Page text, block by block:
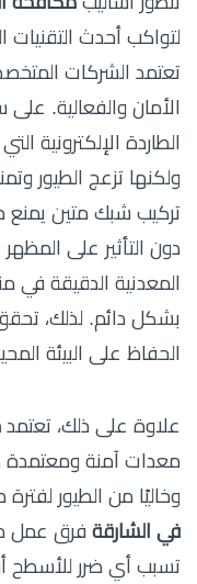
لتواكب أحدث التقنيات
تعتمد الشركات
الأمان والفعالية.
الطاردة الإلكترونية
ولكنها تزعج الطيور
تركيب شبك متين يمنع
دون التأثير على
المعدنية الدقيقة
بشكل دائم. لذلك،
الحفاظ على البيئة
علاوة على ذلك، تعتمد
معدات آمنة ومعتمدة
وخاليًا من الطيور
في الشارقة فرق عمل
تسبب أي ضرر للأسطح أو